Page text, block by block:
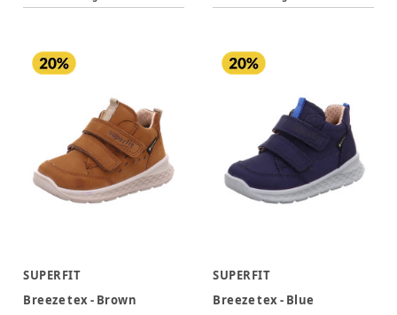
SUPERFIT
Breeze tex - Brown
SUPERFIT
Breeze tex - Blue